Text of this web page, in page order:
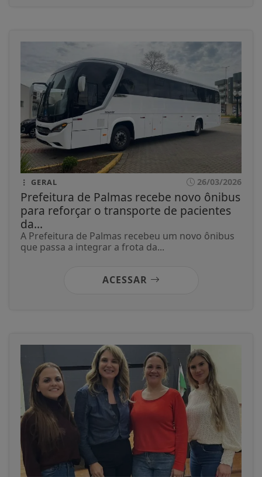
GERAL 26/03/2026
Prefeitura de Palmas recebe novo ônibus
para reforçar o transporte de pacientes
da...
A Prefeitura de Palmas recebeu um novo ônibus
que passa a integrar a frota da...
ACESSAR